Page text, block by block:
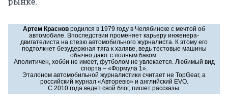
Артем Краснов родился в 1979 году в Челябинске с мечтой об
автомобиле. Впоследствии променяет карьеру инженера-
двигателиста на стезю автомобильного журналиста. К этому его
подтолкнет безудержная тяга к халяве, ведь тестовые машины
обычно дают с полным баком.
Аполитичен, хобби не имеет, футболом не увлекается. Любимый вид
спорта – «Формула 1».
Эталоном автомобильной журналистики считает не TopGear, а
российский журнал «Авторевю» и английский EVO.
С 2010 года ведет свой блог, пишет рассказы.